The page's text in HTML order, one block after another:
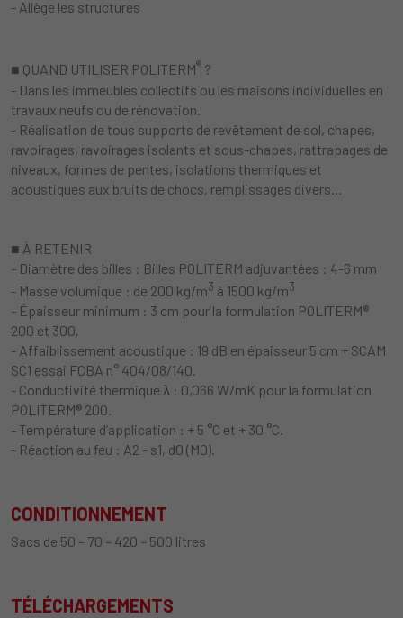
- Allège les structures
■ QUAND UTILISER POLITERM® ?
- Dans les immeubles collectifs ou les maisons individuelles en
travaux neufs ou de rénovation.
- Réalisation de tous supports de revêtement de sol, chapes,
ravoirages, ravoirages isolants et sous-chapes, rattrapages de
niveaux, formes de pentes, isolations thermiques et
acoustiques aux bruits de chocs, remplissages divers…
■ À RETENIR
- Diamètre des billes : Billes POLITERM adjuvantées : 4-6 mm
- Masse volumique : de 200 kg/m3 à 1500 kg/m3
- Épaisseur minimum : 3 cm pour la formulation POLITERM®
200 et 300.
- Affaiblissement acoustique : 19 dB en épaisseur 5 cm + SCAM
SC1 essai FCBA n° 404/08/140.
- Conductivité thermique λ : 0,066 W/mK pour la formulation
POLITERM® 200.
- Température d’application : + 5 °C et + 30 °C.
- Réaction au feu : A2 - s1, d0 (M0).
CONDITIONNEMENT
Sacs de 50 – 70 – 420 – 500 litres
TÉLÉCHARGEMENTS